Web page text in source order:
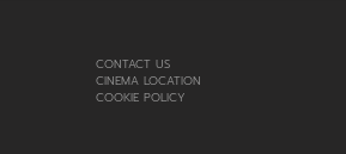
CONTACT US
CINEMA LOCATION
COOKIE POLICY